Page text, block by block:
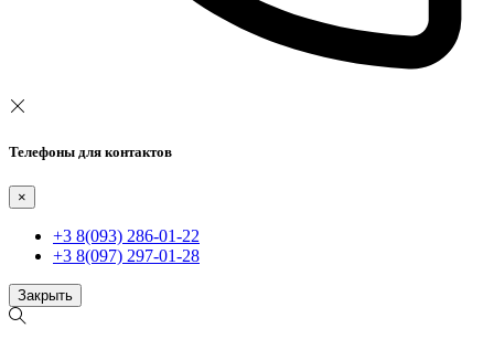
Телефоны для контактов
×
+3 8(093) 286-01-22
+3 8(097) 297-01-28
Закрыть